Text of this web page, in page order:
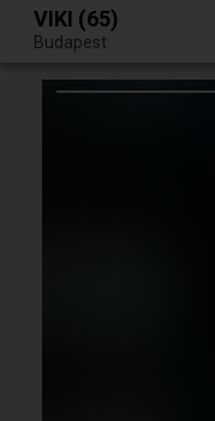
Egy jó randiból bármi lehet.
VIKI (65)
Budapest